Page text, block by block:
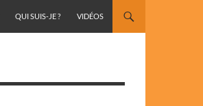
QUI SUIS-JE ? VIDÉOS